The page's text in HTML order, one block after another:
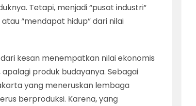
Tetapi, menjadi “pusat industri”
“mendapat hidup” dari nilai
kesan menempatkan nilai ekonomis
produk budayanya. Sebagai
yang meneruskan lembaga
berproduksi. Karena, yang